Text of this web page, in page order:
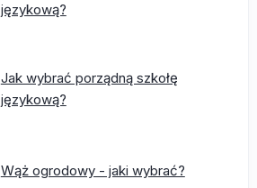
językową?
Jak wybrać porządną szkołę
językową?
Wąż ogrodowy - jaki wybrać?